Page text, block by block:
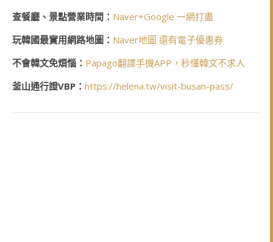
查餐廳、景點營業時間： Naver+Google 一網打盡
玩韓國最實用網路地圖： Naver地圖 還有電子優惠券
不會韓文免煩惱： Papago翻譯手機APP，秒懂韓文不求人
釜山通行證VBP： https://helena.tw/visit-busan-pass/